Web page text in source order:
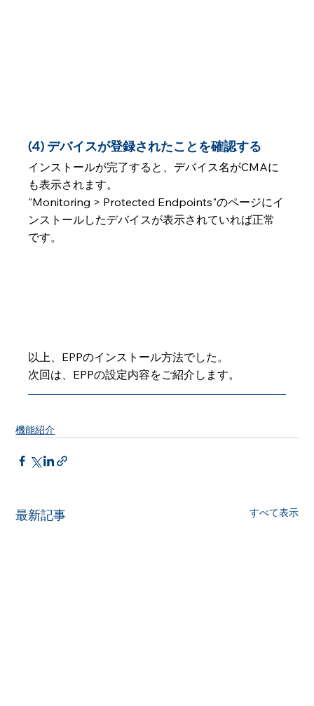
(4) デバイスが登録されたことを確認する
インストールが完了すると、デバイス名がCMAに
も表示されます。
"Monitoring > Protected Endpoints"のページにイ
ンストールしたデバイスが表示されていれば正常
です。
以上、EPPのインストール方法でした。
次回は、EPPの設定内容をご紹介します。
機能紹介
最新記事 すべて表示